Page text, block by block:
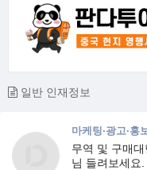
일반 인재정보
마케팅·광고·홍
무역 및 구매
님 들려보세요.